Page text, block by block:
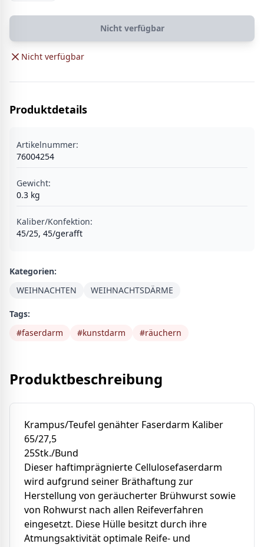
Nicht verfügbar
Nicht verfügbar
Produktdetails
Artikelnummer:
76004254
Gewicht:
0.3 kg
Kaliber/Konfektion:
45/25, 45/gerafft
Kategorien:
WEIHNACHTEN
WEIHNACHTSDÄRME
Tags:
#faserdarm #kunstdarm #räuchern
Produktbeschreibung
Krampus/Teufel genähter Faserdarm Kaliber
65/27,5
25Stk./Bund
Dieser haftimprägnierte Cellulosefaserdarm
wird aufgrund seiner Bräthaftung zur
Herstellung von geräucherter Brühwurst sowie
von Rohwurst nach allen Reifeverfahren
eingesetzt. Diese Hülle besitzt durch ihre
Atmungsaktivität optimale Reife- und